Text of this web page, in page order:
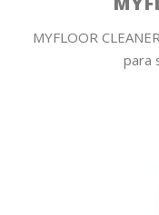
MYFLOOR
para